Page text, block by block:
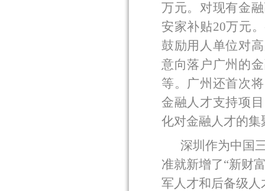
万元。对现有金
安家补贴20万元
鼓励用人单位对
意向落户广州的
等。广州还首次
金融人才支持项
化对金融人才的
深圳作为中国
准就新增了“新财
军人才和后备级